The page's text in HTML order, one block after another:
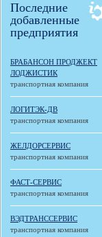
Последние
добавленные
предприятия
БРАБАНСОН ПРОДЖЕКТ
ЛОДЖИСТИК
транспортная компания
ЛОГИТЭК-ДВ
транспортная компания
ЖЕЛДОРСЕРВИС
транспортная компания
ФАСТ-СЕРВИС
транспортная компания
ВЭДТРАНССЕРВИС
транспортная компания